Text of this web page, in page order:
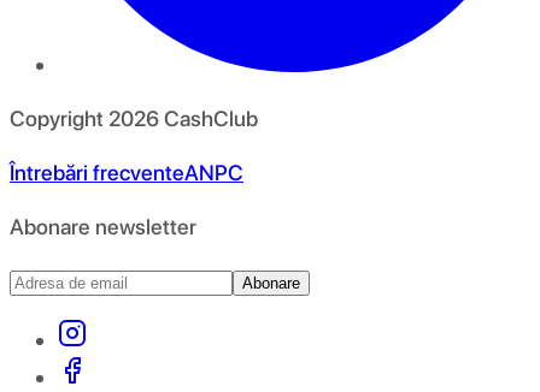
Copyright 2026CashClub
Întrebări frecventeANPC
Abonare newsletter
Abonare